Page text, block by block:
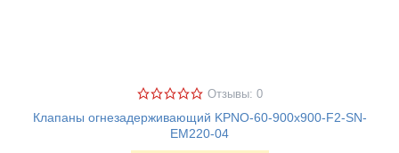
Отзывы: 0
Клапаны огнезадерживающий KPNO-60-900х900-F2-SN-
EM220-04